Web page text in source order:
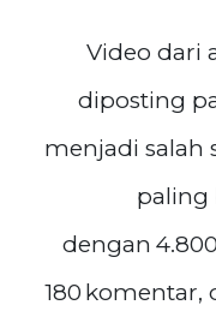
Video dari
diposting
menjadi salah
paling
dengan
180 komentar,